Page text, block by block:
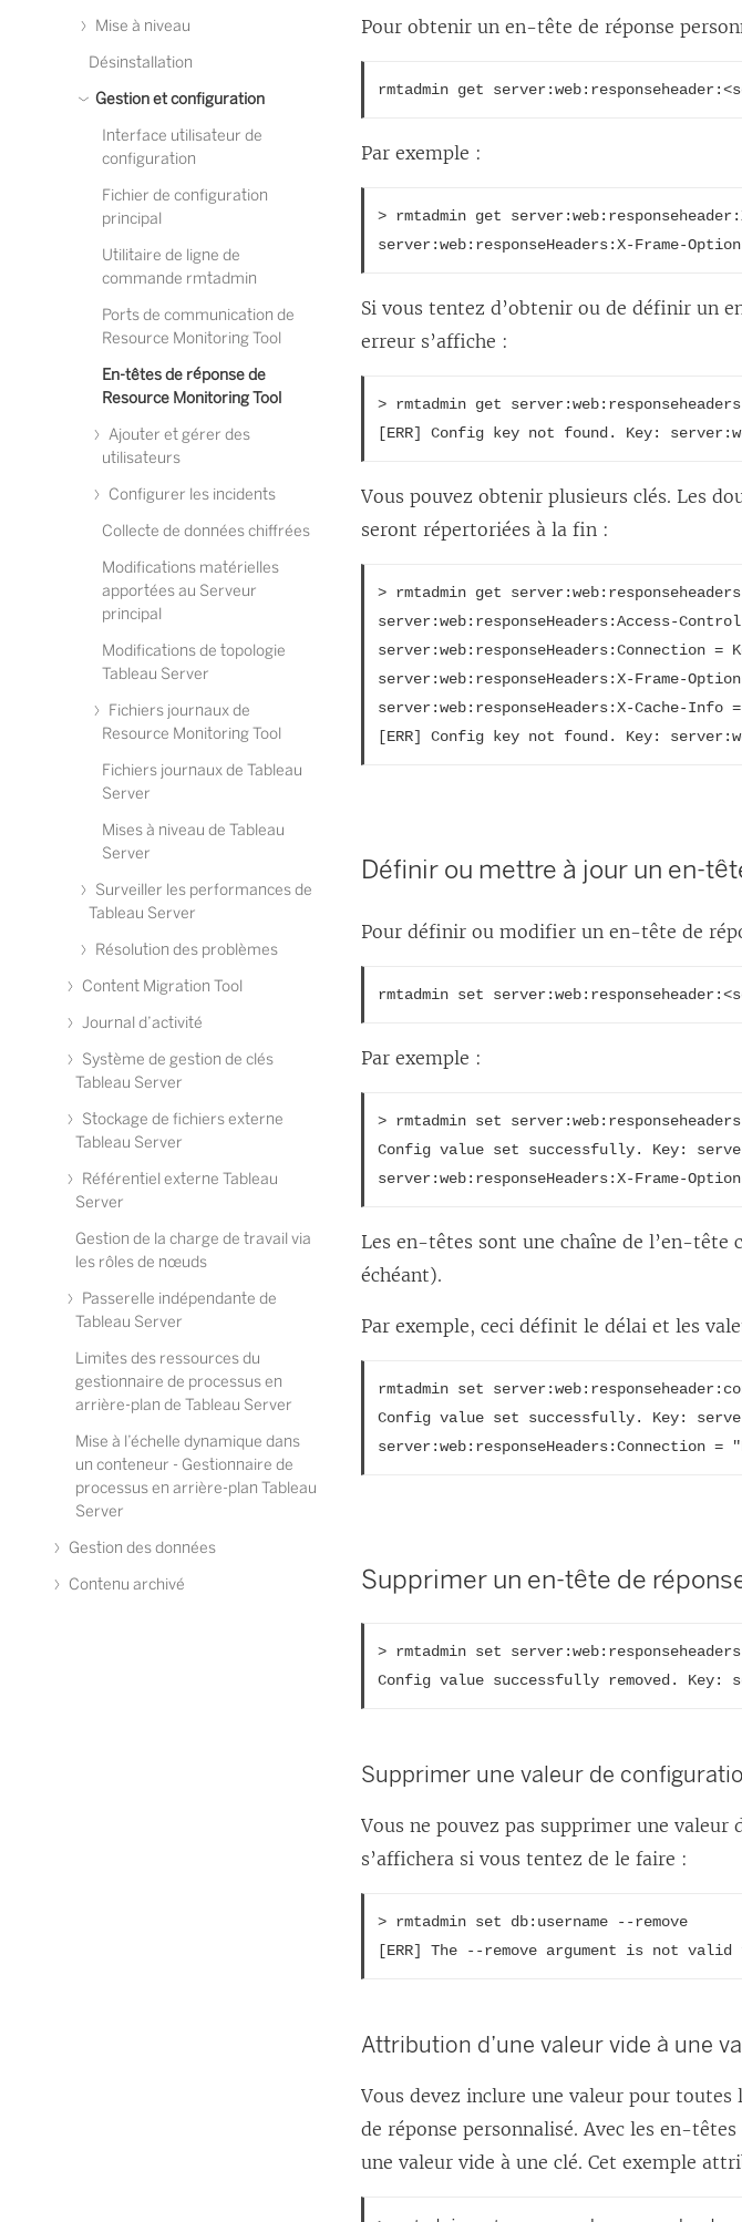
Mise à niveau
Désinstallation
Gestion et configuration
Interface utilisateur de
configuration
Fichier de configuration
principal
Utilitaire de ligne de
commande rmtadmin
Ports de communication de
Resource Monitoring Tool
En-têtes de réponse de
Resource Monitoring Tool
Ajouter et gérer des
utilisateurs
Configurer les incidents
Collecte de données chiffrées
Modifications matérielles
apportées au Serveur
principal
Modifications de topologie
Tableau Server
Fichiers journaux de
Resource Monitoring Tool
Fichiers journaux de Tableau
Server
Mises à niveau de Tableau
Server
Surveiller les performances de
Tableau Server
Résolution des problèmes
Content Migration Tool
Journal d’activité
Système de gestion de clés
Tableau Server
Stockage de fichiers externe
Tableau Server
Référentiel externe Tableau
Server
Gestion de la charge de travail via
les rôles de nœuds
Passerelle indépendante de
Tableau Server
Limites des ressources du
gestionnaire de processus en
arrière-plan de Tableau Server
Mise à l’échelle dynamique dans
un conteneur - Gestionnaire de
processus en arrière-plan Tableau
Server
Gestion des données
Contenu archivé
Pour obtenir un en-tête de réponse
rmtadmin get
Par exemple :
> rmtadmin get
server:web:responseHeaders:X-Frame-
Si vous tentez d’obtenir ou de définir un
erreur s’affiche :
> rmtadmin get
[ERR] Config key not found. Key:
Vous pouvez obtenir plusieurs clés. Les
seront répertoriées à la fin :
> rmtadmin get
server:web:responseHeaders:Access-
server:web:responseHeaders:Connection =
server:web:responseHeaders:X-Frame-
server:web:responseHeaders:X-Cache-
[ERR] Config key not found. Key:
Définir ou mettre à jour un en-
Pour définir ou modifier un en-tête de
rmtadmin set
Par exemple :
> rmtadmin set
Config value set successfully. Key:
server:web:responseHeaders:X-Frame-
Les en-têtes sont une chaîne de l’en-
échéant).
Par exemple, ceci définit le délai et les
rmtadmin set
Config value set successfully. Key:
server:web:responseHeaders:Connection =
Supprimer un en-tête de
> rmtadmin set
Config value successfully removed. Key:
Supprimer une valeur de
Vous ne pouvez pas supprimer une
s’affichera si vous tentez de le faire :
> rmtadmin set db:username --remove
[ERR] The --remove argument is not
Attribution d’une valeur vide à une
Vous devez inclure une valeur pour toutes
de réponse personnalisé. Avec les en-
une valeur vide à une clé. Cet exemple